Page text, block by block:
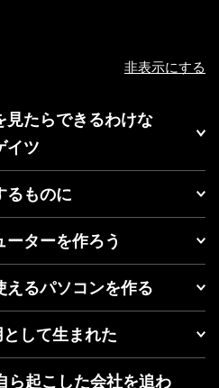
非表示にする
見たらできるわけな
イツ
るものに
ターを作ろう
えるパソコンを作る
して生まれた
起こした会社を追わ